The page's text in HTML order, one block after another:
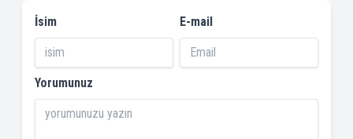
İsim E-mail
Yorumunuz